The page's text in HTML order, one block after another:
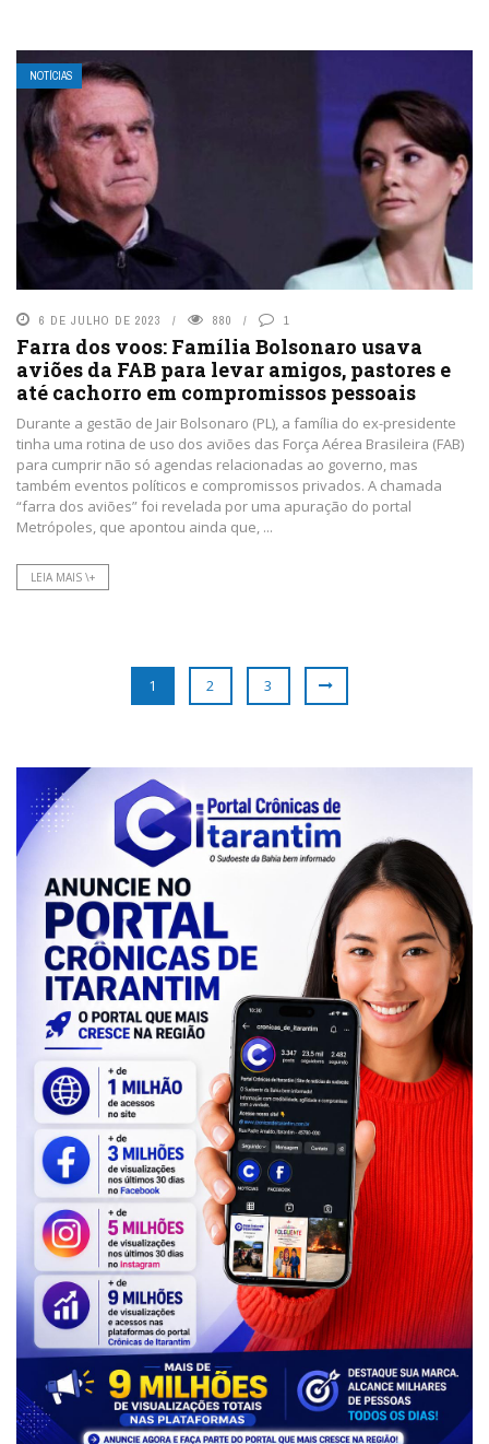
NOTÍCIAS
6 DE JULHO DE 2023 880 1
Farra dos voos: Família Bolsonaro usava
aviões da FAB para levar amigos, pastores e
até cachorro em compromissos pessoais
Durante a gestão de Jair Bolsonaro (PL), a família do ex-presidente
tinha uma rotina de uso dos aviões das Força Aérea Brasileira (FAB)
para cumprir não só agendas relacionadas ao governo, mas
também eventos políticos e compromissos privados. A chamada
“farra dos aviões” foi revelada por uma apuração do portal
Metrópoles, que apontou ainda que, ...
LEIA MAIS \+
1 2 3